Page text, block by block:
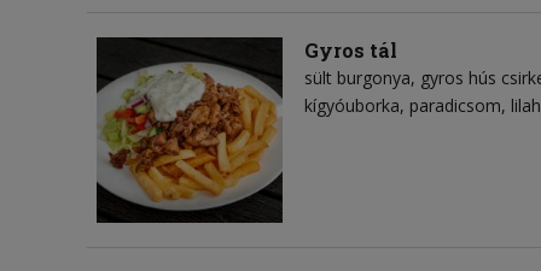
Gyros tál
sült burgonya gyros hús
kígyóuborka paradicsom